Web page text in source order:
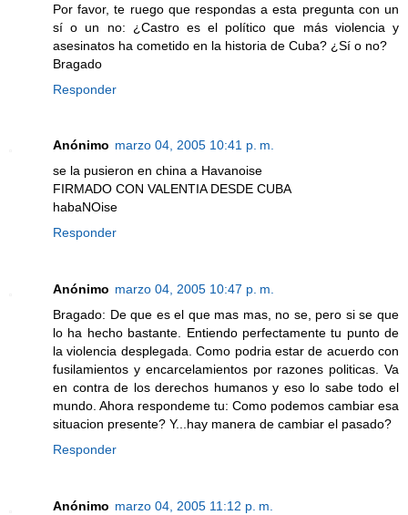
Por favor, te ruego que respondas a esta pregunta con un
sí o un no: ¿Castro es el político que más violencia y
asesinatos ha cometido en la historia de Cuba? ¿Sí o no?
Bragado
Responder
Anónimo marzo 04, 2005 10:41 p. m.
se la pusieron en china a Havanoise
FIRMADO CON VALENTIA DESDE CUBA
habaNOise
Responder
Anónimo marzo 04, 2005 10:47 p. m.
Bragado: De que es el que mas mas, no se, pero si se que
lo ha hecho bastante. Entiendo perfectamente tu punto de
la violencia desplegada. Como podria estar de acuerdo con
fusilamientos y encarcelamientos por razones politicas. Va
en contra de los derechos humanos y eso lo sabe todo el
mundo. Ahora respondeme tu: Como podemos cambiar esa
situacion presente? Y...hay manera de cambiar el pasado?
Responder
Anónimo marzo 04, 2005 11:12 p. m.